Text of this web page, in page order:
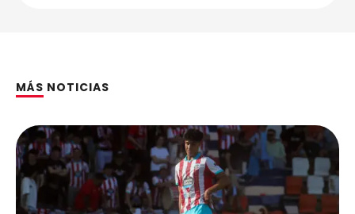
MÁS NOTICIAS